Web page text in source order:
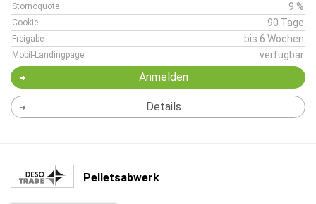
Stornoquote 9 %
Cookie 90 Tage
Freigabe bis 6 Wochen
Mobil-Landingpage verfügbar
Anmelden
Details
Pelletsabwerk